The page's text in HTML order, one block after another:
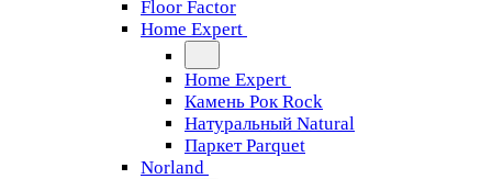
Floor Factor
Home Expert
Home Expert
Камень Рок Rock
Натуральный Natural
Паркет Parquet
Norland